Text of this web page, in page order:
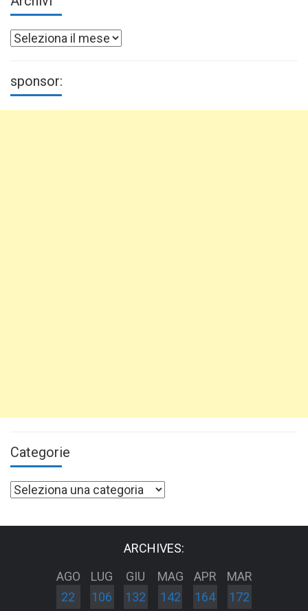
Archivi
sponsor:
Categorie
Categorie
ARCHIVES:
AGO
22
LUG
106
GIU
132
MAG
142
APR
164
MAR
172